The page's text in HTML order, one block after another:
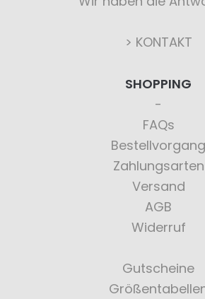
> KONTAKT
SHOPPING
FAQs
Bestellvorgang
Zahlungsarten
Versand
AGB
Widerruf
Gutscheine